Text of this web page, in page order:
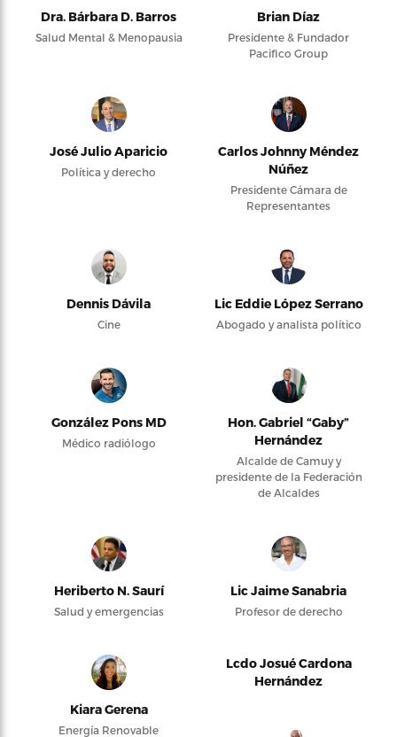
Dra. Bárbara D. Barros
Salud Mental & Menopausia
Brian Díaz
Presidente & Fundador
Pacifico Group
José Julio Aparicio
Política y derecho
Carlos Johnny Méndez
Núñez
Presidente Cámara de
Representantes
Dennis Dávila
Cine
Lic Eddie López Serrano
Abogado y analista político
González Pons MD
Médico radiólogo
Hon. Gabriel “Gaby”
Hernández
Alcalde de Camuy y
presidente de la Federación
de Alcaldes
Heriberto N. Saurí
Salud y emergencias
Lic Jaime Sanabria
Profesor de derecho
Kiara Gerena
Energía Renovable
Lcdo Josué Cardona
Hernández